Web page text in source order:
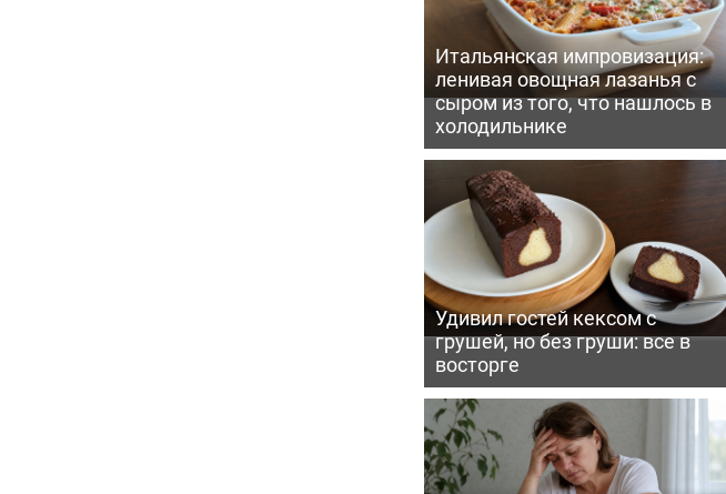
Итальянская импровизация:
ленивая овощная лазанья с
сыром из того, что нашлось в
холодильнике
Удивил гостей кексом с
грушей, но без груши: все в
восторге